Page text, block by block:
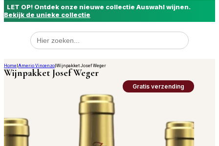
LET OP! Ontdek onze nieuwe collectie Auswahl wijnen.
Bekijk de unieke collectie
Zoek
naar:
Home Amerio Vincenzo Wijnpakket Josef Weger
Wijnpakket Josef Weger
Gratis verzending